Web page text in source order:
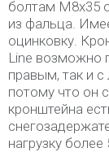
болтам М8х35
из фальца.
оцинковку.
Line возможно
правым, так и
потому что он
кронштейна
нагрузку более